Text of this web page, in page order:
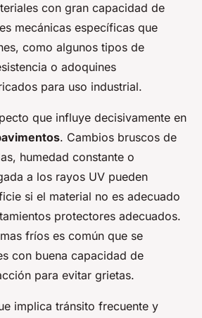
con gran capacidad de
mecánicas específicas que
como algunos tipos de
o adoquines
para uso industrial.
que influye decisivamente en
. Cambios bruscos de
humedad constante o
a los rayos UV pueden
si el material no es adecuado
protectores adecuados.
fríos es común que se
con buena capacidad de
para evitar grietas.
implica tránsito frecuente y